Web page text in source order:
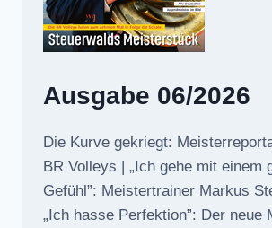
Ausgabe 06/2026
Die Kurve gekriegt:
BR Volleys | „Ich gehe mit einem
Gefühl”: Meistertrainer Markus
„Ich hasse Perfektion”: Der neue